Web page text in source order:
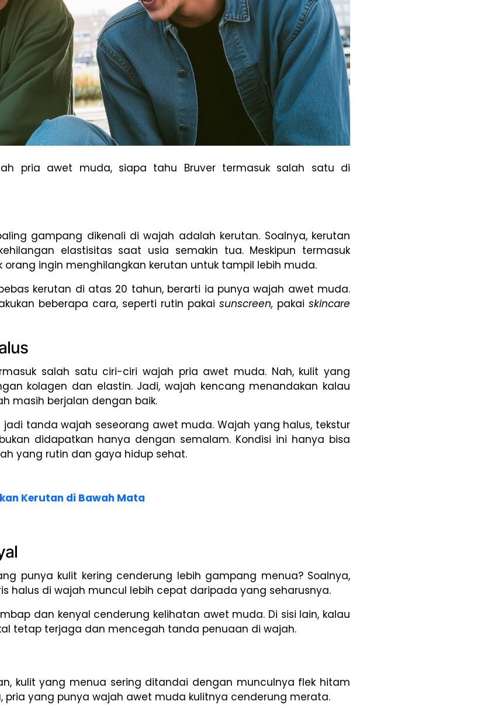
pria awet muda, siapa tahu Bruver termasuk salah satu di
gampang dikenali di wajah adalah kerutan. Soalnya, kerutan
elastisitas saat usia semakin tua. Meskipun termasuk
ingin menghilangkan kerutan untuk tampil lebih muda.
kerutan di atas 20 tahun, berarti ia punya wajah awet muda.
beberapa cara, seperti rutin pakai sunscreen, pakai skincare
salah satu ciri-ciri wajah pria awet muda. Nah, kulit yang
kolagen dan elastin. Jadi, wajah kencang menandakan kalau
masih berjalan dengan baik.
jadi tanda wajah seseorang awet muda. Wajah yang halus, tekstur
didapatkan hanya dengan semalam. Kondisi ini hanya bisa
yang rutin dan gaya hidup sehat.
Kerutan di Bawah Mata
punya kulit kering cenderung lebih gampang menua? Soalnya,
halus di wajah muncul lebih cepat daripada yang seharusnya.
dan kenyal cenderung kelihatan awet muda. Di sisi lain, kalau
tetap terjaga dan mencegah tanda penuaan di wajah.
kulit yang menua sering ditandai dengan munculnya flek hitam
pria yang punya wajah awet muda kulitnya cenderung merata.